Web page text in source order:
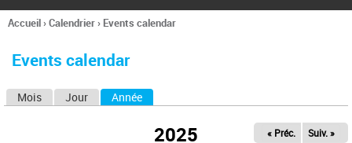
l
h
e
Vous
ici
Accueil›Calendrier› Events calendar
Events calendar
Mois Jour Année
2025 « Préc. Suiv. »